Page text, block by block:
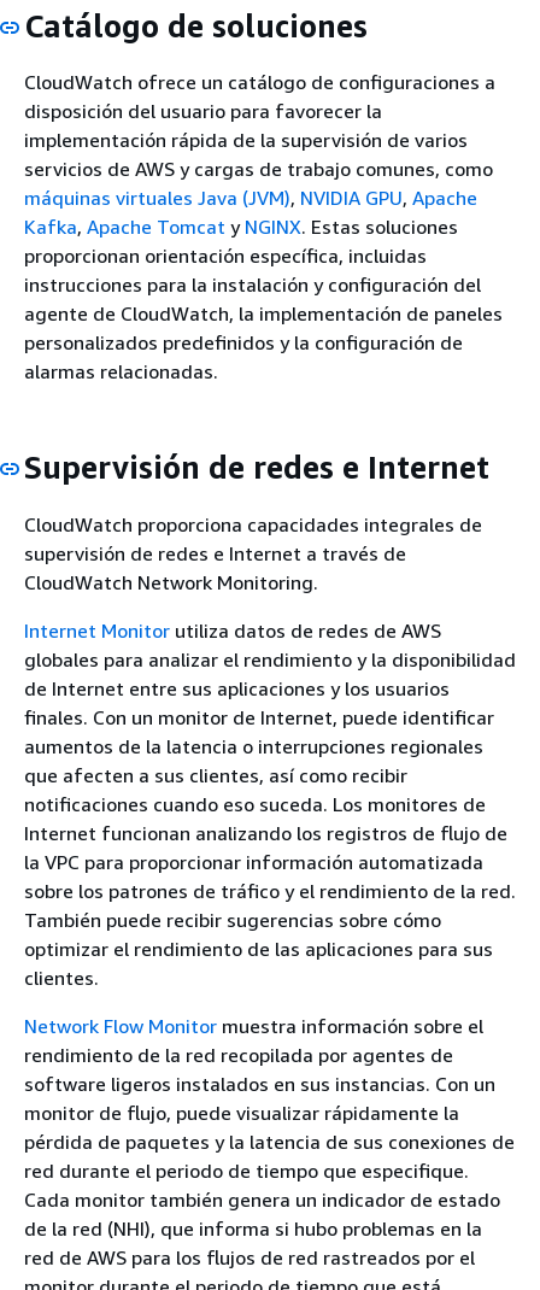
Catálogo de soluciones
CloudWatch ofrece un catálogo de configuraciones a
disposición del usuario para favorecer la
implementación rápida de la supervisión de varios
servicios de AWS y cargas de trabajo comunes, como
máquinas virtuales Java (JVM), NVIDIA GPU, Apache
Kafka, Apache Tomcat y NGINX. Estas soluciones
proporcionan orientación específica, incluidas
instrucciones para la instalación y configuración del
agente de CloudWatch, la implementación de paneles
personalizados predefinidos y la configuración de
alarmas relacionadas.
Supervisión de redes e Internet
CloudWatch proporciona capacidades integrales de
supervisión de redes e Internet a través de
CloudWatch Network Monitoring.
Internet Monitor utiliza datos de redes de AWS
globales para analizar el rendimiento y la disponibilidad
de Internet entre sus aplicaciones y los usuarios
finales. Con un monitor de Internet, puede identificar
aumentos de la latencia o interrupciones regionales
que afecten a sus clientes, así como recibir
notificaciones cuando eso suceda. Los monitores de
Internet funcionan analizando los registros de flujo de
la VPC para proporcionar información automatizada
sobre los patrones de tráfico y el rendimiento de la red.
También puede recibir sugerencias sobre cómo
optimizar el rendimiento de las aplicaciones para sus
clientes.
Network Flow Monitor muestra información sobre el
rendimiento de la red recopilada por agentes de
software ligeros instalados en sus instancias. Con un
monitor de flujo, puede visualizar rápidamente la
pérdida de paquetes y la latencia de sus conexiones de
red durante el periodo de tiempo que especifique.
Cada monitor también genera un indicador de estado
de la red (NHI), que informa si hubo problemas en la
red de AWS para los flujos de red rastreados por el